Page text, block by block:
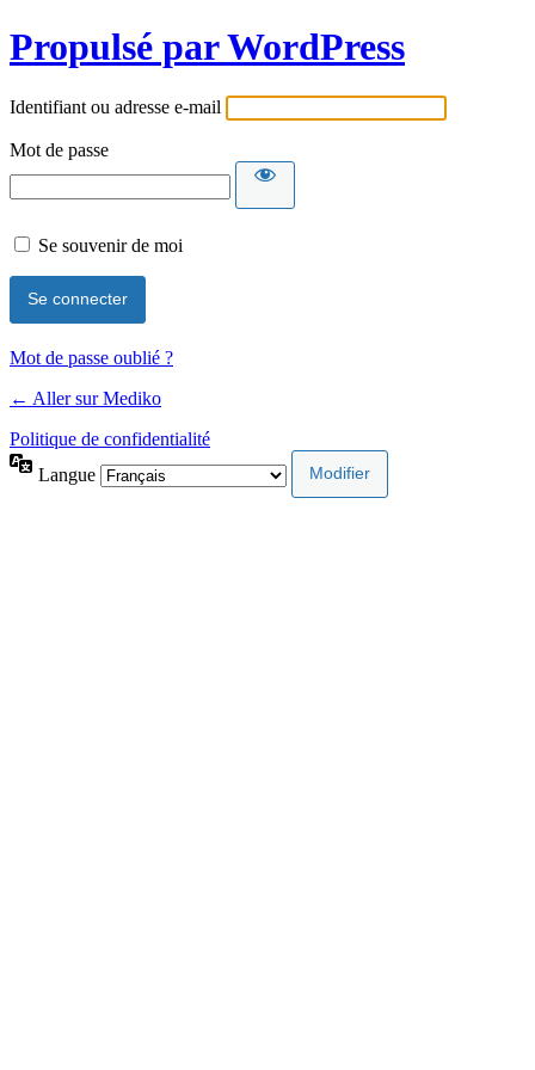
Propulsé par WordPress
Identifiant ou adresse e-mail
Mot de passe
Se souvenir de moi
Mot de passe oublié ?
← Aller sur Mediko
Politique de confidentialité
Langue